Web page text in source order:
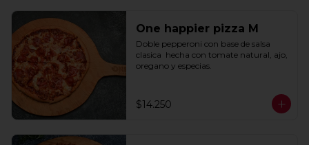
One happier pizza M
Doble pepperoni con base de salsa
clasica  hecha con tomate natural, ajo,
oregano y especias.
$14.250